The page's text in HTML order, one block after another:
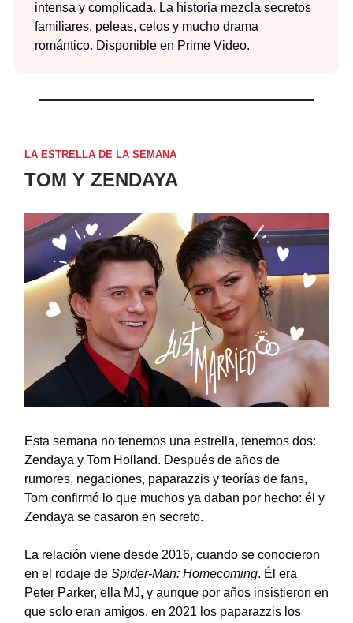
intensa y complicada. La historia mezcla secretos
familiares, peleas, celos y mucho drama
romántico. Disponible en Prime Video.
LA ESTRELLA DE LA SEMANA
TOM Y ZENDAYA
Esta semana no tenemos una estrella, tenemos dos:
Zendaya y Tom Holland. Después de años de
rumores, negaciones, paparazzis y teorías de fans,
Tom confirmó lo que muchos ya daban por hecho: él y
Zendaya se casaron en secreto.
La relación viene desde 2016, cuando se conocieron
en el rodaje de Spider-Man: Homecoming. Él era
Peter Parker, ella MJ, y aunque por años insistieron en
que solo eran amigos, en 2021 los paparazzis los